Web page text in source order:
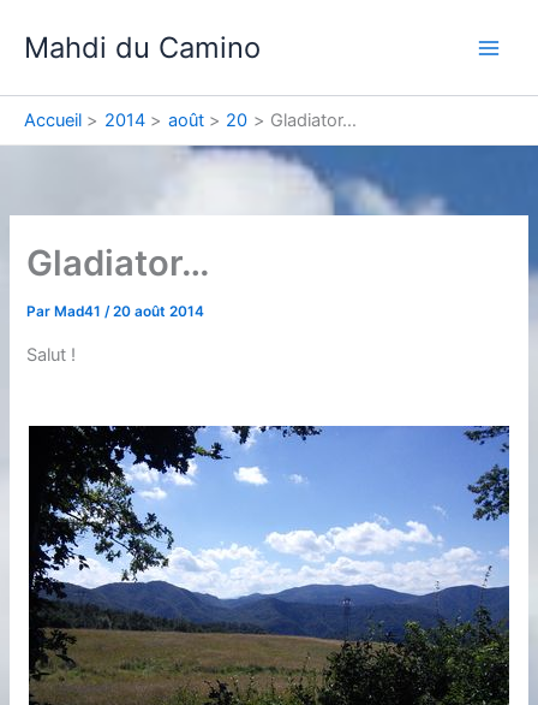
Mahdi du Camino
Accueil 2014 août 20 Gladiator…
Gladiator…
Par Mad41/20 août 2014
Salut !